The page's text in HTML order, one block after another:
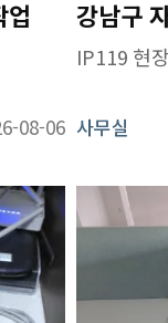
업
08-06
IP119 현
사무실